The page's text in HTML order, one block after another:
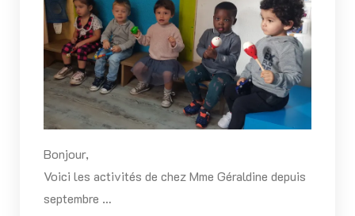
Bonjour,
Voici les activités de chez Mme Géraldine depuis
septembre …